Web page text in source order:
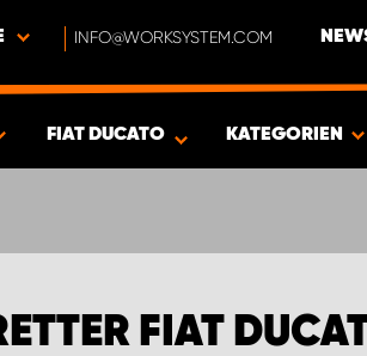
INFO@WORKSYSTEM.COM
FIAT DUCATO KATEGORIEN
FIAT